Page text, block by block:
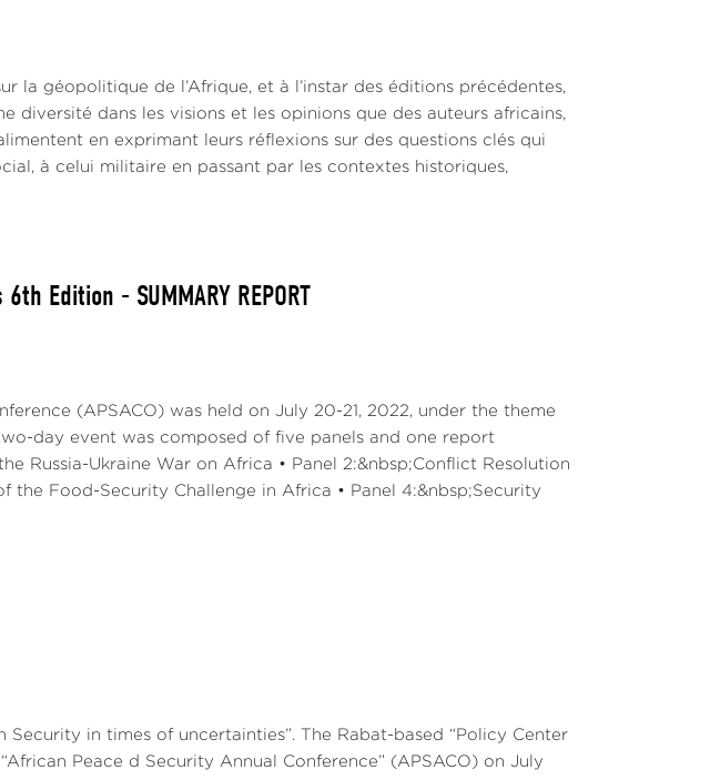
la géopolitique de l’Afrique, et à l’instar des éditions précédentes,
diversité dans les visions et les opinions que des auteurs africains,
en exprimant leurs réflexions sur des questions clés qui
à celui militaire en passant par les contextes historiques,
Edition - SUMMARY REPORT
(APSACO) was held on July 20-21, 2022, under the theme
day event was composed of five panels and one report
Russia-Ukraine War on Africa • Panel 2:&nbsp;Conflict Resolution
the Food-Security Challenge in Africa • Panel 4:&nbsp;Security
in times of uncertainties”. The Rabat-based “Policy Center
Peace d Security Annual Conference” (APSACO) on July